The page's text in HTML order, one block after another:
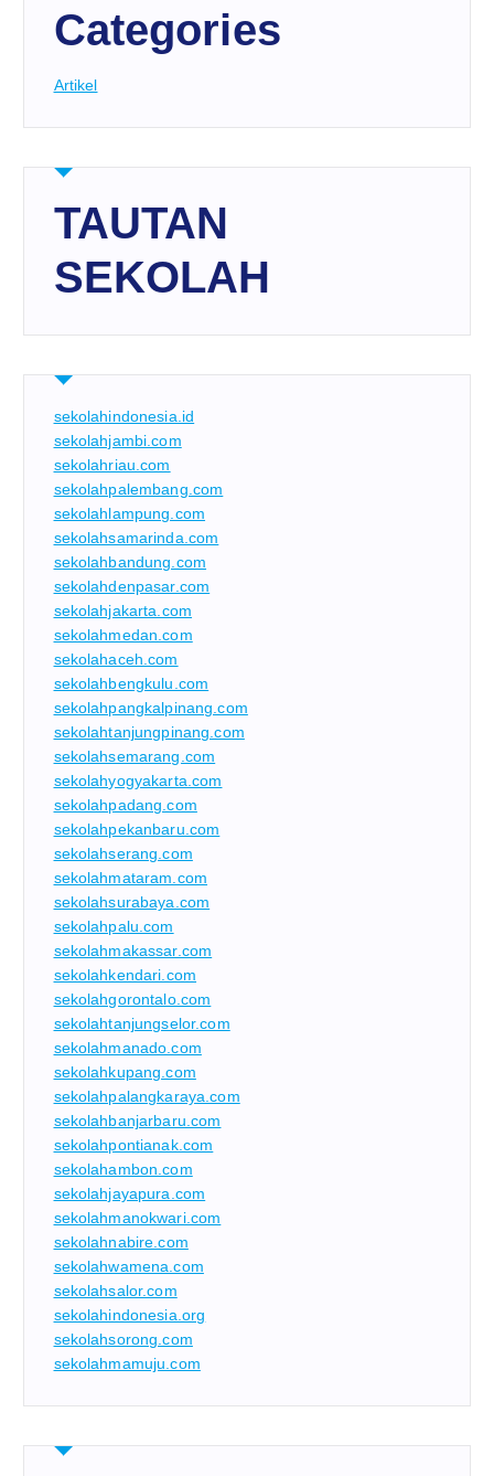
Categories
Artikel
TAUTAN
SEKOLAH
sekolahindonesia.id
sekolahjambi.com
sekolahriau.com
sekolahpalembang.com
sekolahlampung.com
sekolahsamarinda.com
sekolahbandung.com
sekolahdenpasar.com
sekolahjakarta.com
sekolahmedan.com
sekolahaceh.com
sekolahbengkulu.com
sekolahpangkalpinang.com
sekolahtanjungpinang.com
sekolahsemarang.com
sekolahyogyakarta.com
sekolahpadang.com
sekolahpekanbaru.com
sekolahserang.com
sekolahmataram.com
sekolahsurabaya.com
sekolahpalu.com
sekolahmakassar.com
sekolahkendari.com
sekolahgorontalo.com
sekolahtanjungselor.com
sekolahmanado.com
sekolahkupang.com
sekolahpalangkaraya.com
sekolahbanjarbaru.com
sekolahpontianak.com
sekolahambon.com
sekolahjayapura.com
sekolahmanokwari.com
sekolahnabire.com
sekolahwamena.com
sekolahsalor.com
sekolahindonesia.org
sekolahsorong.com
sekolahmamuju.com